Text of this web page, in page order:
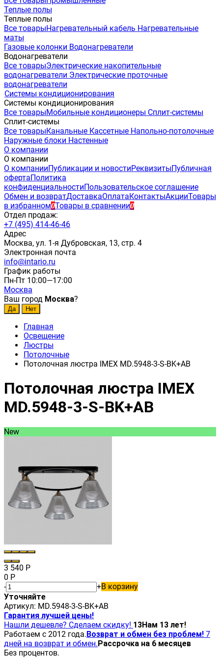
Теплые полы
Теплые полы
Все товарыНагревательный кабель Нагревательные
маты
Газовые колонки Водонагреватели
Водонагреватели
Все товарыЭлектрические накопительные
водонагреватели Электрические проточные
водонагреватели
Системы кондиционирования
Системы кондиционирования
Все товарыМобильные кондиционеры Сплит-системы
Сплит-системы
Все товарыКанальные Кассетные Напольно-потолочные
Наружные блоки Настенные
О компании
О компании
О компанииПубликации и новостиРеквизитыПубличная
офертаПолитика
конфиденциальностиПользовательское соглашение
Обмен и возвратДоставкаОплатаКонтактыАкцииТовары
в избранном0Товары в сравнении0
Отдел продаж:
+7 (495) 414-46-46
Адрес
Москва, ул. 1-я Дубровская, 13, стр. 4
Электронная почта
info@intario.ru
График работы
Пн-Пт 10:00—17:00
Москва
Ваш город Москва?
Главная
Освещение
Люстры
Потолочные
Потолочная люстра IMEX MD.5948-3-S-BK+AB
Потолочная люстра IMEX
MD.5948-3-S-BK+AB
New
3 540 Р
0 Р
-
+В корзину
Уточняйте
Артикул: MD.5948-3-S-BK+AB
Гарантия лучшей цены!
Нашли дешевле? Сделаем скидку! 13Нам 13 лет!
Работаем с 2012 года.Возврат и обмен без проблем! 7
дней на возврат и обмен.Рассрочка на 6 месяцев
Без процентов.